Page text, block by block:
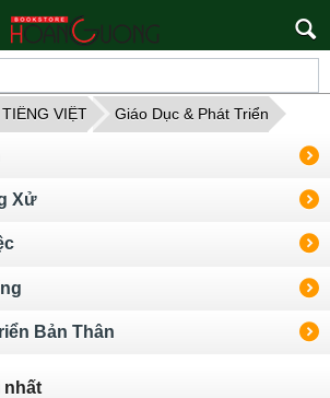
VIỆT Giáo Dục & Phát Triển
Xử
Bản Thân
nhất